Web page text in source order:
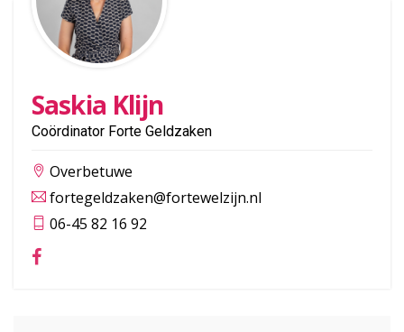
Saskia Klijn
Coördinator Forte Geldzaken
Overbetuwe
fortegeldzaken@fortewelzijn.nl
06-45 82 16 92